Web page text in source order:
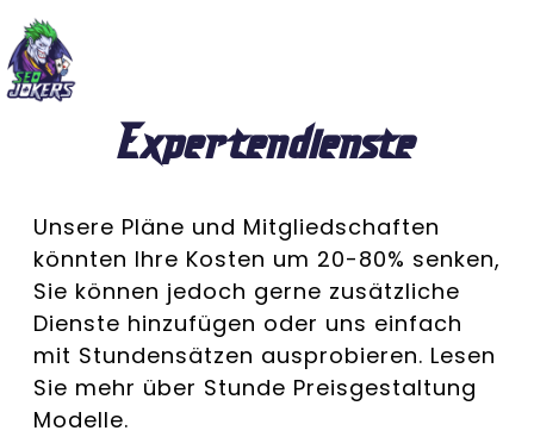
Expertendienste
Unsere Pläne und Mitgliedschaften
könnten Ihre Kosten um 20-80% senken,
Sie können jedoch gerne zusätzliche
Dienste hinzufügen oder uns einfach
mit Stundensätzen ausprobieren. Lesen
Sie mehr über Stunde Preisgestaltung
Modelle.